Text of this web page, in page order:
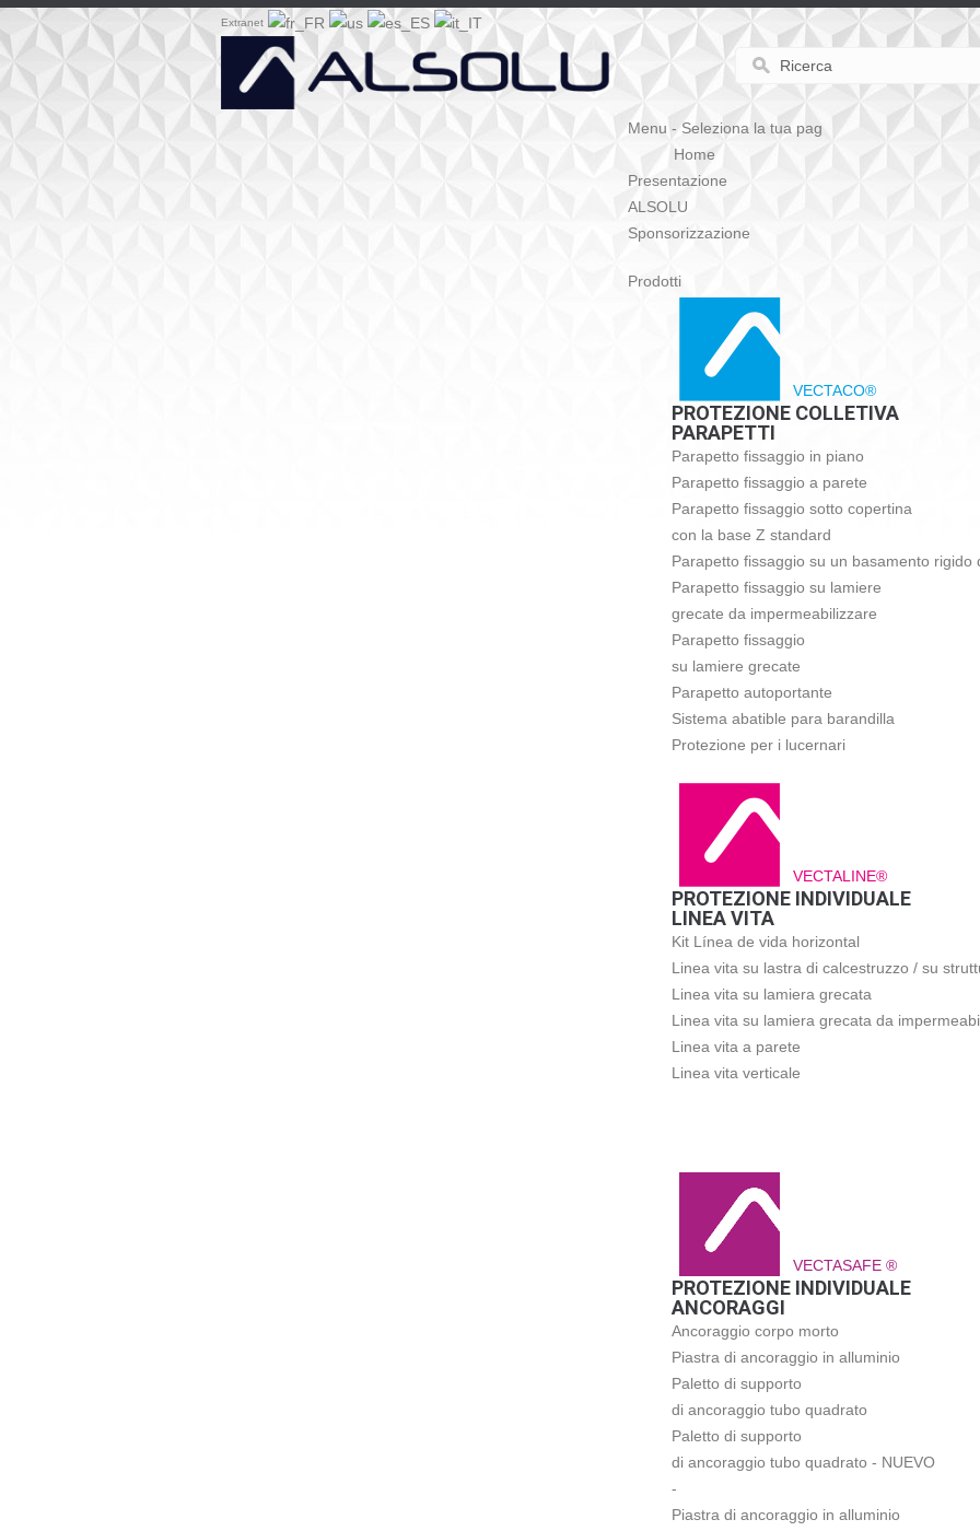
Extranet
Menu - Seleziona la tua pag
Home
Presentazione
ALSOLU
Sponsorizzazione
Prodotti
VECTACO®
PROTEZIONE COLLETIVA
PARAPETTI
Parapetto fissaggio in piano
Parapetto fissaggio a parete
Parapetto fissaggio sotto copertina
con la base Z standard
Parapetto fissaggio su un basamento
Parapetto fissaggio su lamiere
grecate da impermeabilizzare
Parapetto fissaggio
su lamiere grecate
Parapetto autoportante
Sistema abatible para barandilla
Protezione per i lucernari
VECTALINE®
PROTEZIONE INDIVIDUALE
LINEA VITA
Kit Línea de vida horizontal
Linea vita su lastra di calcestruzzo / su
Linea vita su lamiera grecata
Linea vita su lamiera grecata da
Linea vita a parete
Linea vita verticale
VECTASAFE ®
PROTEZIONE INDIVIDUALE
ANCORAGGI
Ancoraggio corpo morto
Piastra di ancoraggio in alluminio
Paletto di supporto
di ancoraggio tubo quadrato
Paletto di supporto
di ancoraggio tubo quadrato - NUEVO
-
Piastra di ancoraggio in alluminio